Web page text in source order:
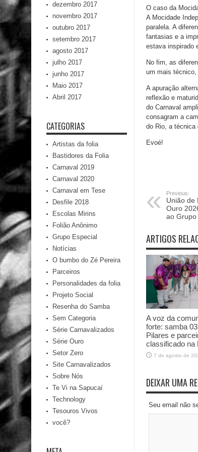
O caso da
A Mocidade
paralela. A
fantasias e a
estava inspirado
No fim, as
um mais técnico,
A apuração
reflexão e
do Carnaval
consagram a
do Rio, a técnica
Evoé!
Previous:
União de
Ouro
ao Grupo
ARTIGOS
A voz da
forte: samba
Pilares e
classificado na
7 de agosto de
DEIXAR UMA
Seu email não
dezembro 2017
novembro 2017
outubro 2017
setembro 2017
agosto 2017
julho 2017
junho 2017
Maio 2017
Abril 2017
CATEGORIAS
Artistas da folia
Bastidores da Folia
Carnaval 2019
Carnaval 2020
Carnaval em Tese
Desfile 2018
Escolas Mirins
Folião Anônimo
Grupo Especial
Notícias
O bumbo do Zé Pereira
Parceiros
Personalidades da folia
Projeto Social
Resenha do Samba
Sem Categoria
Série Carnavalizados
Série Ouro
Setor Zero
Site Carnavalizados
Sobre Nós
Te Vi na Sapucaí
Technology
Tesouros Vivos
você?